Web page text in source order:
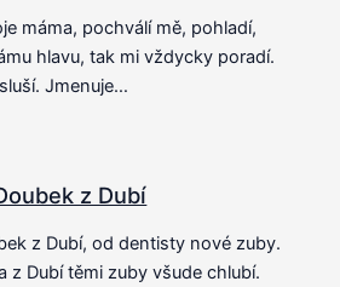
máma, pochválí mě, pohladí,
hlavu, tak mi vždycky poradí.
Jmenuje…
z Dubí
z Dubí, od dentisty nové zuby.
z Dubí těmi zuby všude chlubí.